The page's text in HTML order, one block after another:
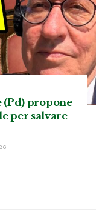
(Pd) propone
per salvare